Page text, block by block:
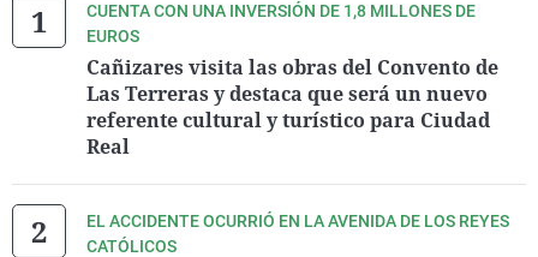
CUENTA CON UNA INVERSIÓN DE 1,8 MILLONES DE
EUROS
Cañizares visita las obras del Convento de
Las Terreras y destaca que será un nuevo
referente cultural y turístico para Ciudad
Real
EL ACCIDENTE OCURRIÓ EN LA AVENIDA DE LOS REYES
CATÓLICOS